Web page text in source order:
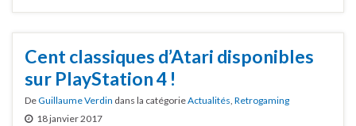
Cent classiques d’Atari disponibles
sur PlayStation 4 !
DeGuillaume Verdin dans la catégorieActualités Retrogaming
18 janvier 2017